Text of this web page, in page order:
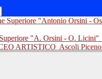
"A. Orsini - O. Licini"
ARTISTICO Ascoli Piceno